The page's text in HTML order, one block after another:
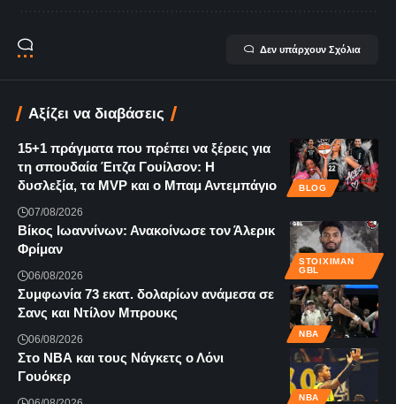
Δεν υπάρχουν Σχόλια
Αξίζει να διαβάσεις
BLOG
15+1 πράγματα που πρέπει να ξέρεις για
τη σπουδαία Έιτζα Γουίλσον: Η
δυσλεξία, τα MVP και ο Μπαμ Αντεμπάγιο
07/08/2026
STOIXIMAN
GBL
Βίκος Ιωαννίνων: Ανακοίνωσε τον Άλερικ
Φρίμαν
06/08/2026
NBA
Συμφωνία 73 εκατ. δολαρίων ανάμεσα σε
Σανς και Ντίλον Μπρουκς
06/08/2026
NBA
Στο ΝΒΑ και τους Νάγκετς ο Λόνι
Γουόκερ